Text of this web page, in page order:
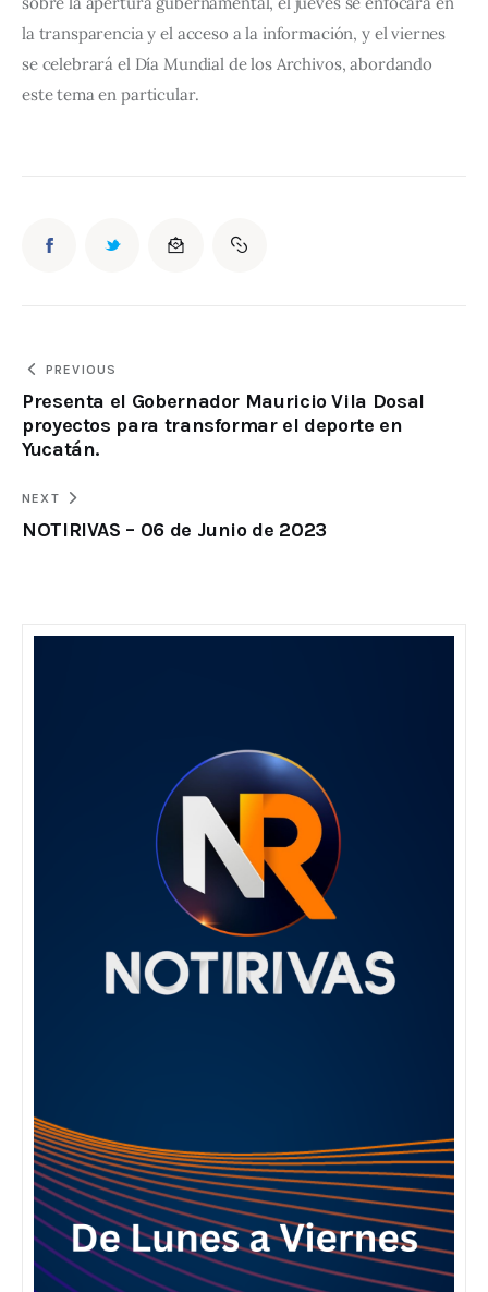
la transparencia y el acceso a la información, y el viernes
se celebrará el Día Mundial de los Archivos, abordando
este tema en particular.
PREVIOUS
Presenta el Gobernador Mauricio Vila Dosal
proyectos para transformar el deporte en
Yucatán.
NEXT
NOTIRIVAS – 06 de Junio de 2023